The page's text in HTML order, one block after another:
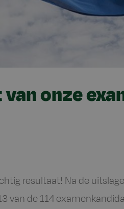
onze
resultaat! Na de
van de 114